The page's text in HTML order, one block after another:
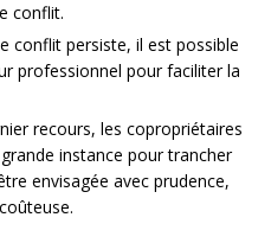
conflit.
conflit persiste, il est possible
professionnel pour faciliter la
recours, les copropriétaires
instance pour trancher
envisagée avec prudence,